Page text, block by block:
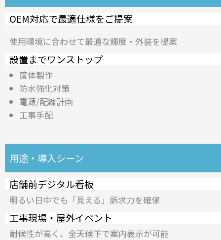
OEM対応で最適仕様をご提案
使用環境に合わせて最適な輝度・外装を提案
設置までワンストップ
筐体製作
防水強化対策
電源/配線計画
工事手配
用途・導入シーン
店舗前デジタル看板
明るい日中でも「見える」訴求力を確保
工事現場・屋外イベント
耐候性が高く、全天候下で案内表示が可能